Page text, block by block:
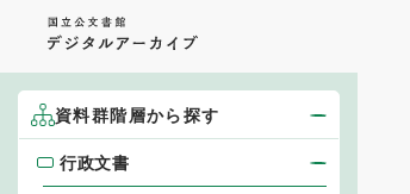
資料群階層から探す
行政文書
行政文書